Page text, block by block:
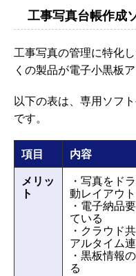
工事写真台帳作成
工事写真の管理に特化
くの製品が電子小黒板
以下の表は、専用ソフ
です。
項目
内容
メリッ
ト
・写真をド
動レイアウ
・電子納品
ている
・クラウド
アルタイム
・黒板情報
る